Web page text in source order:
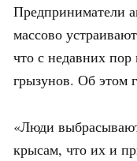
Предприниматели
массово
что с недавних пор
грызунов. Об этом
«Люди
крысам, что их и